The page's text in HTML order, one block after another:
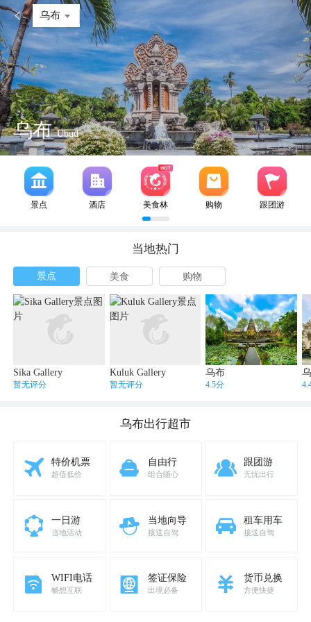
 乌布
乌布Ubud
景点 酒店 美食林 购物 跟团游
当地热门
景点 美食 购物
Sika Gallery
暂无评分
Kuluk Gallery
暂无评分
乌布
4.5分
乌布出行超市
特价机票
超值低价
自由行
组合随心
跟团游
无忧出行
一日游
当地活动
当地向导
接送自驾
租车用车
接送自驾
WIFI电话
畅想互联
签证保险
出境必备
货币兑换
方便快捷